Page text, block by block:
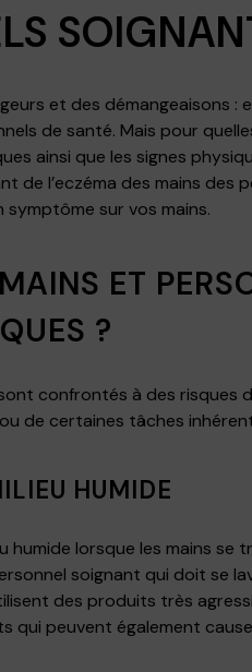
et des démangeaisons
de santé. Mais pour
ainsi que les signes
de l’eczéma des mains des
symptôme sur vos mains.
ET
?
confrontés à des risques
de certaines tâches
HUMIDE
humide lorsque les mains se
soignant qui doit se
des produits très
qui peuvent également